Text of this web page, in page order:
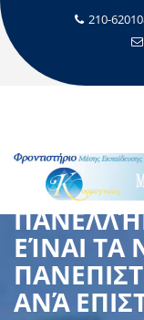
210-
ΕΊΝΑΙ ΤΑ
ΑΝΆ